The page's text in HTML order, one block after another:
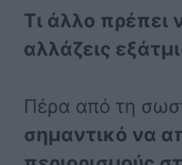
Τι άλλο πρέπει
αλλάζεις
Πέρα από τη
σημαντικό να